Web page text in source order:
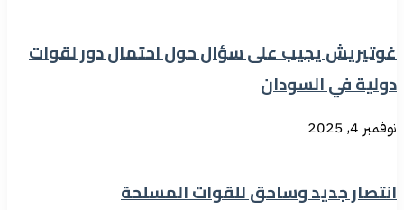
غوتيريش يجيب على سؤال حول احتمال دور لقوات
دولية في السودان
نوفمبر 4, 2025
انتصار جديد وساحق للقوات المسلحة